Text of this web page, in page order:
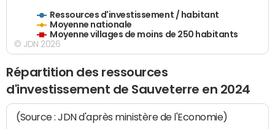
Ressources d'investissement / habitant
Moyenne nationale
Moyenne villages de moins de 250 habitants
© JDN 2026
Répartition des ressources
d'investissement de Sauveterre en 2024
(Source : JDN d'après ministère de l'Economie)